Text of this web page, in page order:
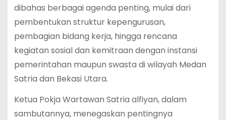
dibahas berbagai agenda penting, mulai dari
pembentukan struktur kepengurusan,
pembagian bidang kerja, hingga rencana
kegiatan sosial dan kemitraan dengan instansi
pemerintahan maupun swasta di wilayah Medan
Satria dan Bekasi Utara.
Ketua Pokja Wartawan Satria alfiyan, dalam
sambutannya, menegaskan pentingnya